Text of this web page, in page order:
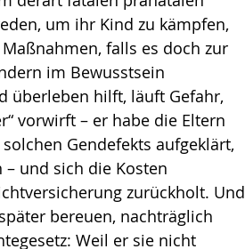
um ihr Kind zu kämpfen,
falls es doch zur
im Bewusstsein
überleben hilft, läuft Gefahr,
vorwirft – er habe die Eltern
Gendefekts aufgeklärt,
und sich die Kosten
zurückholt. Und
bereuen, nachträglich
Weil er sie nicht